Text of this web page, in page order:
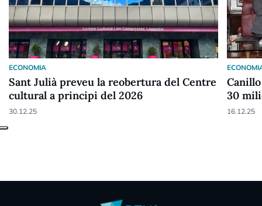
ECONOMIA
Sant Julià preveu la reobertura del Centre
cultural a principi del 2026
30.12.25
30
16.12.25